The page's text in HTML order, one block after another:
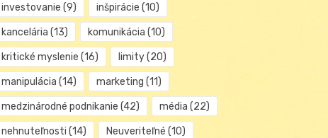
investovanie (9) inšpirácie (10)
kancelária (13) komunikácia (10)
kritické myslenie (16) limity(20)
manipulácia (14) marketing (11)
medzinárodné podnikanie (42) média (22)
nehnuteľnosti (14) Neuveriteľné (10)